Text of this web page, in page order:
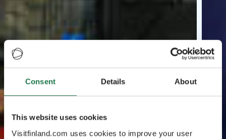
Consent Details About
This website uses cookies
Visitfinland.com uses cookies to improve your user